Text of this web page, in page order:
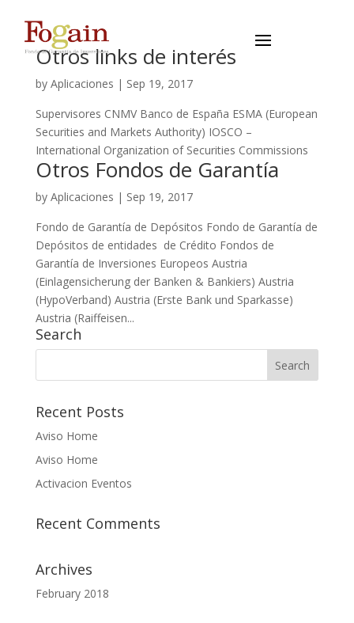
Otros links de interés
by Aplicaciones | Sep 19, 2017
Supervisores CNMV Banco de España ESMA (European
Securities and Markets Authority) IOSCO –
International Organization of Securities Commissions
Otros Fondos de Garantía
by Aplicaciones | Sep 19, 2017
Fondo de Garantía de Depósitos Fondo de Garantía de
Depósitos de entidades de Crédito Fondos de
Garantía de Inversiones Europeos Austria
(Einlagensicherung der Banken & Bankiers) Austria
(HypoVerband) Austria (Erste Bank und Sparkasse)
Austria (Raiffeisen...
Search
Recent Posts
Aviso Home
Aviso Home
Activacion Eventos
Recent Comments
Archives
February 2018